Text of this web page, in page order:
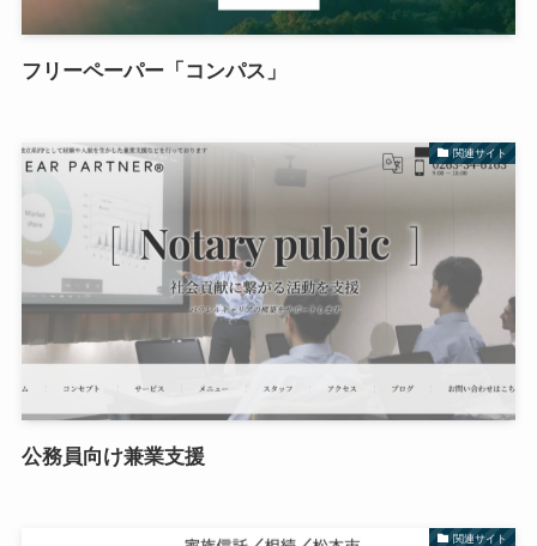
フリーペーパー「コンパス」
関連サイト
公務員向け兼業支援
関連サイト